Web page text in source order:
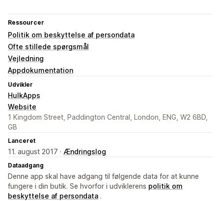
Ressourcer
Politik om beskyttelse af persondata
Ofte stillede spørgsmål
Vejledning
Appdokumentation
Udvikler
HulkApps
Website
1 Kingdom Street, Paddington Central, London, ENG, W2 6BD,
GB
Lanceret
11. august 2017 · Ændringslog
Dataadgang
Denne app skal have adgang til følgende data for at kunne
fungere i din butik. Se hvorfor i udviklerens politik om
beskyttelse af persondata .